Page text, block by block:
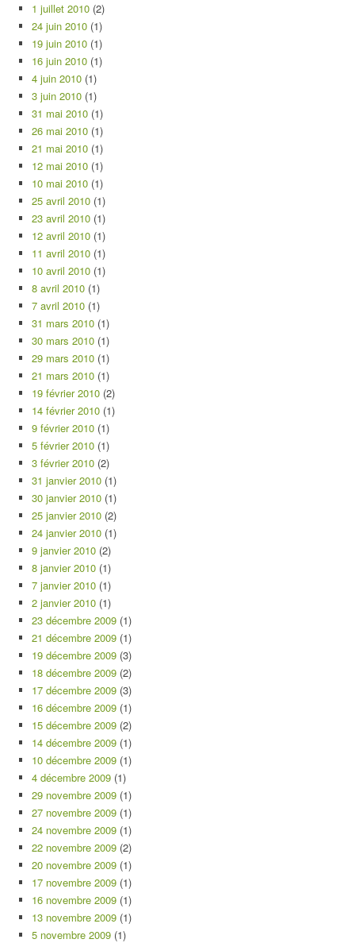
1 juillet 2010 (2)
24 juin 2010 (1)
19 juin 2010 (1)
16 juin 2010 (1)
4 juin 2010 (1)
3 juin 2010 (1)
31 mai 2010 (1)
26 mai 2010 (1)
21 mai 2010 (1)
12 mai 2010 (1)
10 mai 2010 (1)
25 avril 2010 (1)
23 avril 2010 (1)
12 avril 2010 (1)
11 avril 2010 (1)
10 avril 2010 (1)
8 avril 2010 (1)
7 avril 2010 (1)
31 mars 2010 (1)
30 mars 2010 (1)
29 mars 2010 (1)
21 mars 2010 (1)
19 février 2010 (2)
14 février 2010 (1)
9 février 2010 (1)
5 février 2010 (1)
3 février 2010 (2)
31 janvier 2010 (1)
30 janvier 2010 (1)
25 janvier 2010 (2)
24 janvier 2010 (1)
9 janvier 2010 (2)
8 janvier 2010 (1)
7 janvier 2010 (1)
2 janvier 2010 (1)
23 décembre 2009 (1)
21 décembre 2009 (1)
19 décembre 2009 (3)
18 décembre 2009 (2)
17 décembre 2009 (3)
16 décembre 2009 (1)
15 décembre 2009 (2)
14 décembre 2009 (1)
10 décembre 2009 (1)
4 décembre 2009 (1)
29 novembre 2009 (1)
27 novembre 2009 (1)
24 novembre 2009 (1)
22 novembre 2009 (2)
20 novembre 2009 (1)
17 novembre 2009 (1)
16 novembre 2009 (1)
13 novembre 2009 (1)
5 novembre 2009 (1)